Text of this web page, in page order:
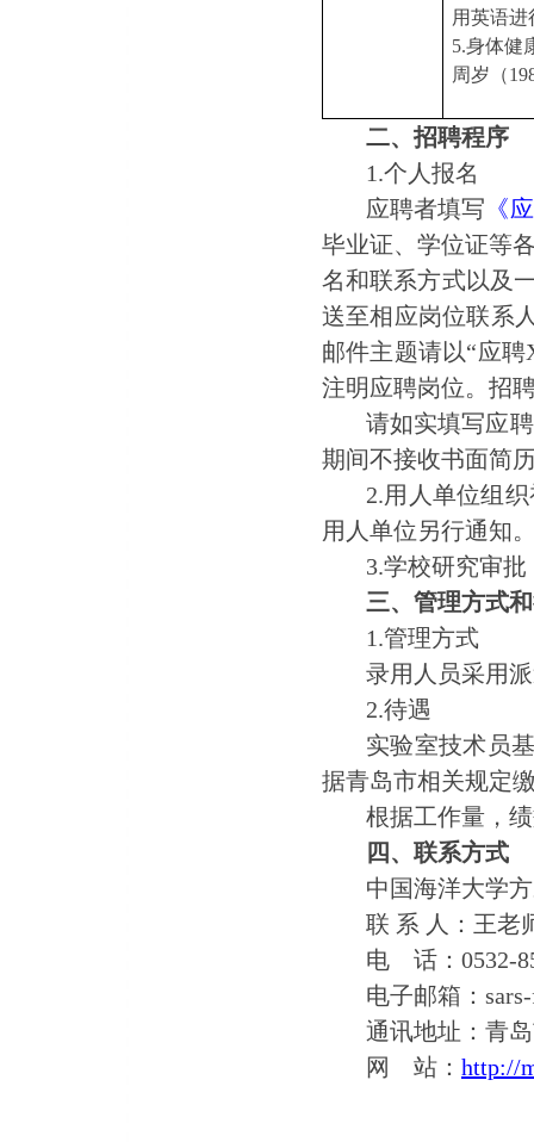
用英语进
5.身体健
周岁（
二、招聘程序
1.个人报名
应聘者填写 《
毕业证、学位证等
名和联系方式以及
送至相应岗位联系
邮件主题请以“应
注明应聘岗位。招
请如实填写应
期间不接收书面简
2.用人单位组
用人单位另行通知
3.学校研究审
三、管理方式
1.管理方式
录用人员采用
2.待遇
实验室技术员
据青岛市相关规定
根据工作量，
四、联系方式
中国海洋大学
联 系 人：王老
电 话： 0532-
电子邮箱：
通讯地址：青
网 站： http://